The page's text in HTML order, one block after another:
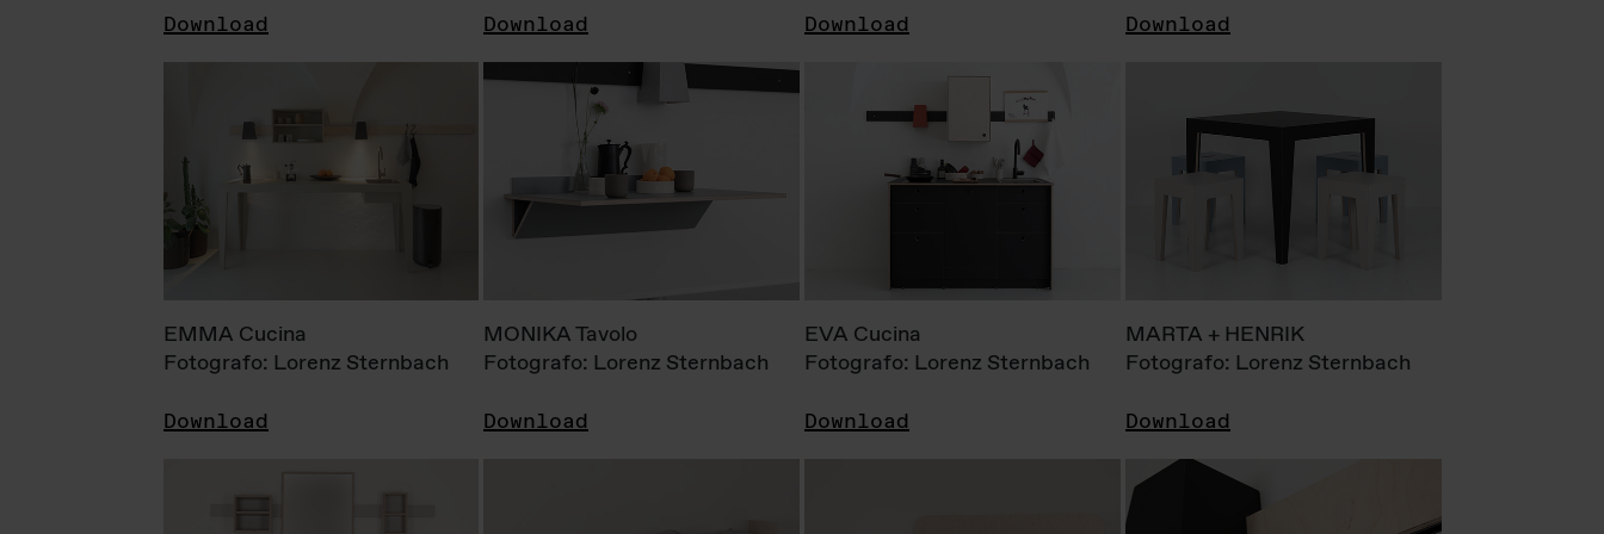
Download Download Download Download
EMMA Cucina
Fotografo: Lorenz Sternbach
Download
MONIKA Tavolo
Fotografo: Lorenz Sternbach
Download
EVA Cucina
Fotografo: Lorenz Sternbach
Download
MARTA + HENRIK
Fotografo: Lorenz Sternbach
Download